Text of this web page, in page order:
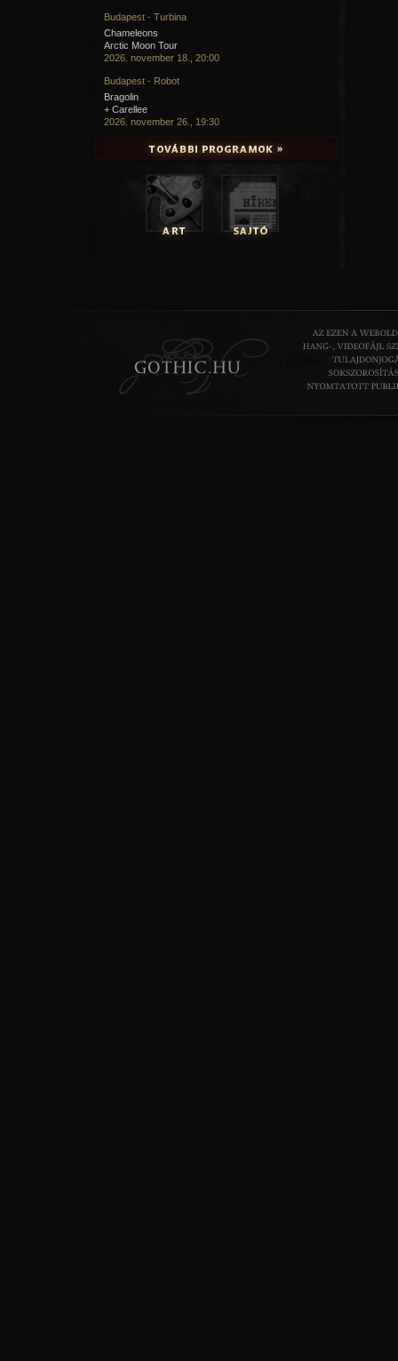
Budapest - Turbina
Chameleons
Arctic Moon Tour
2026. november 18., 20:00
Budapest - Robot
Bragolin
+ Carellee
2026. november 26., 19:30